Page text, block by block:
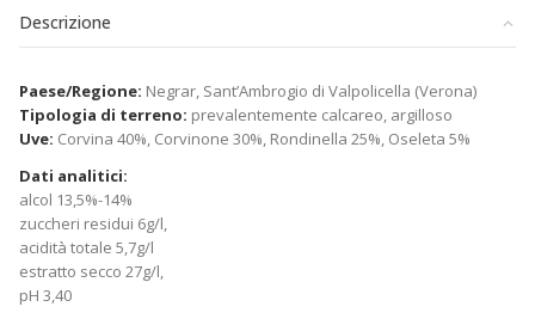
Descrizione
Paese/Regione: Negrar, Sant’Ambrogio di Valpolicella (Verona)
Tipologia di terreno: prevalentemente calcareo, argilloso
Uve: Corvina 40%, Corvinone 30%, Rondinella 25%, Oseleta 5%
Dati analitici:
alcol 13,5%-14%
zuccheri residui 6g/l,
acidità totale 5,7g/l
estratto secco 27g/l,
pH 3,40